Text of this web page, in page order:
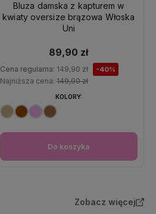
Bluza damska z kapturem w
kwiaty oversize brązowa Włoska
Uni
89,90 zł
Cena regularna: 149,90 zł -40%
Najniższa cena: 149,90 zł
Do koszyka
KOLORY:
Zobacz więcej